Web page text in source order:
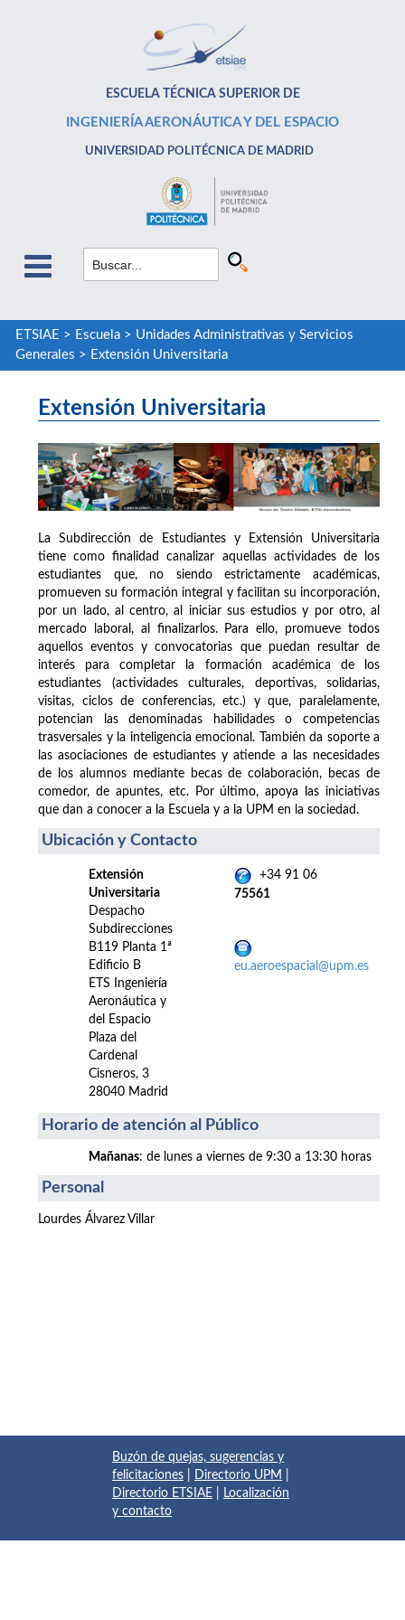
ESCUELA TÉCNICA SUPERIOR DE
INGENIERÍA AERONÁUTICA Y DEL ESPACIO
UNIVERSIDAD POLITÉCNICA DE MADRID
ETSIAE > Escuela> Unidades Administrativas y Servicios
Generales > Extensión Universitaria
Extensión Universitaria
La Subdirección de Estudiantes y Extensión Universitaria
tiene como finalidad canalizar aquellas actividades de los
estudiantes que, no siendo estrictamente académicas,
promueven su formación integral y facilitan su incorporación,
por un lado, al centro, al iniciar sus estudios y por otro, al
mercado laboral, al finalizarlos. Para ello, promueve todos
aquellos eventos y convocatorias que puedan resultar de
interés para completar la formación académica de los
estudiantes (actividades culturales, deportivas, solidarias,
visitas, ciclos de conferencias, etc.) y que, paralelamente,
potencian las denominadas habilidades o competencias
trasversales y la inteligencia emocional. También da soporte a
las asociaciones de estudiantes y atiende a las necesidades
de los alumnos mediante becas de colaboración, becas de
comedor, de apuntes, etc. Por último, apoya las iniciativas
que dan a conocer a la Escuela y a la UPM en la sociedad.
Ubicación y Contacto
Extensión
Universitaria
Despacho
Subdirecciones
B119 Planta 1ª
Edificio B
ETS Ingeniería
Aeronáutica y
del Espacio
Plaza del
Cardenal
Cisneros, 3
28040 Madrid
+34 91 06
75561
eu.aeroespacial@upm.es
Horario de atención al Público
Mañanas: de lunes a viernes de 9:30 a 13:30 horas
Personal
Lourdes Álvarez Villar
Buzón de quejas, sugerencias y
felicitaciones
Directorio UPM
Directorio ETSIAE
Localización
y contacto